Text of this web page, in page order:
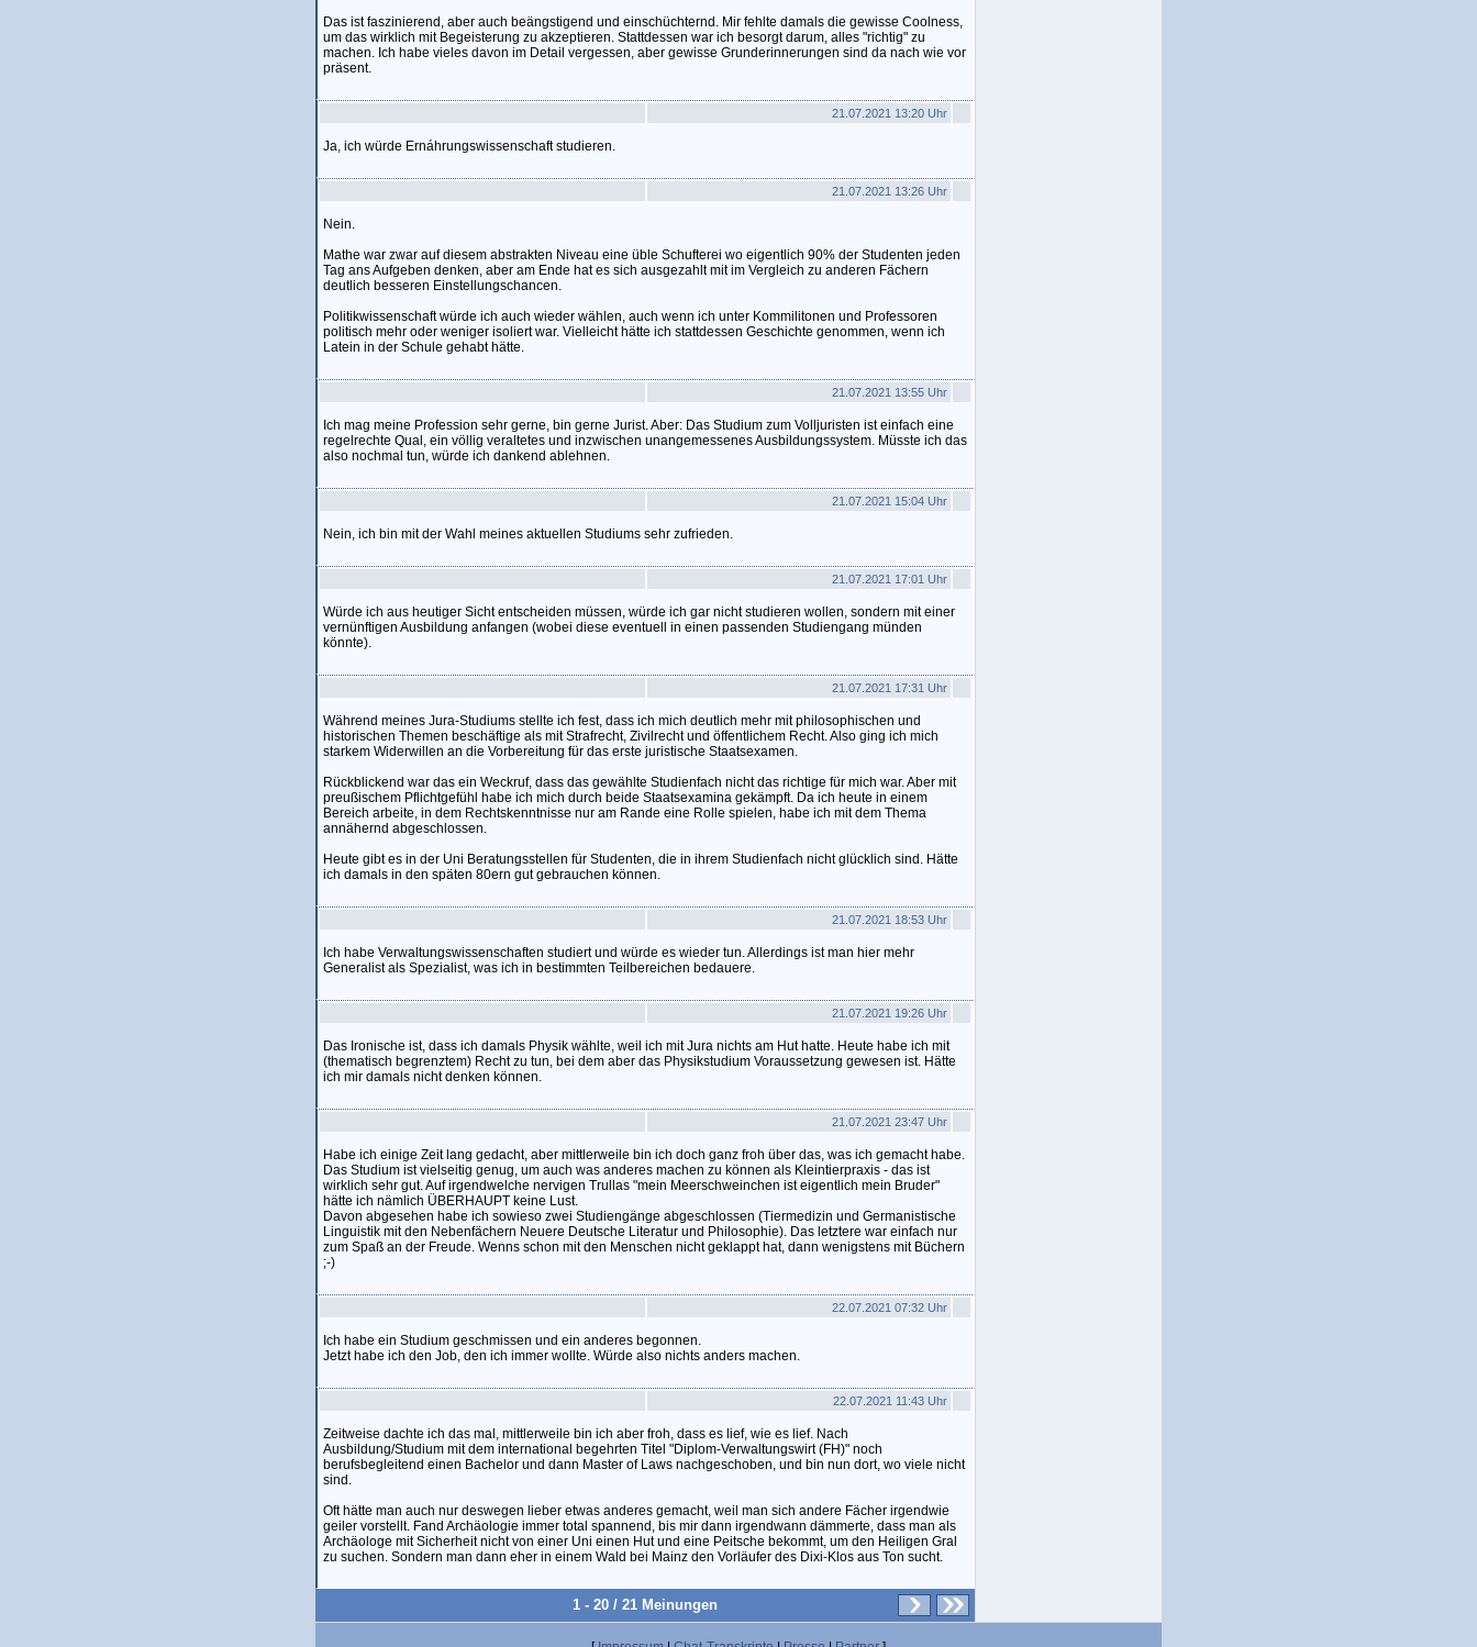
Das ist faszinierend, aber auch beängstigend und einschüchternd. Mir fehlte damals die gewisse Coolness,
um das wirklich mit Begeisterung zu akzeptieren. Stattdessen war ich besorgt darum, alles "richtig" zu
machen. Ich habe vieles davon im Detail vergessen, aber gewisse Grunderinnerungen sind da nach wie vor
präsent.
21.07.2021 13:20 Uhr
Ja, ich würde Ernáhrungswissenschaft studieren.
21.07.2021 13:26 Uhr
Nein.
Mathe war zwar auf diesem abstrakten Niveau eine üble Schufterei wo eigentlich 90% der Studenten jeden
Tag ans Aufgeben denken, aber am Ende hat es sich ausgezahlt mit im Vergleich zu anderen Fächern
deutlich besseren Einstellungschancen.
Politikwissenschaft würde ich auch wieder wählen, auch wenn ich unter Kommilitonen und Professoren
politisch mehr oder weniger isoliert war. Vielleicht hätte ich stattdessen Geschichte genommen, wenn ich
Latein in der Schule gehabt hätte.
21.07.2021 13:55 Uhr
Ich mag meine Profession sehr gerne, bin gerne Jurist. Aber: Das Studium zum Volljuristen ist einfach eine
regelrechte Qual, ein völlig veraltetes und inzwischen unangemessenes Ausbildungssystem. Müsste ich das
also nochmal tun, würde ich dankend ablehnen.
21.07.2021 15:04 Uhr
Nein, ich bin mit der Wahl meines aktuellen Studiums sehr zufrieden.
21.07.2021 17:01 Uhr
Würde ich aus heutiger Sicht entscheiden müssen, würde ich gar nicht studieren wollen, sondern mit einer
vernünftigen Ausbildung anfangen (wobei diese eventuell in einen passenden Studiengang münden
könnte).
21.07.2021 17:31 Uhr
Während meines Jura-Studiums stellte ich fest, dass ich mich deutlich mehr mit philosophischen und
historischen Themen beschäftige als mit Strafrecht, Zivilrecht und öffentlichem Recht. Also ging ich mich
starkem Widerwillen an die Vorbereitung für das erste juristische Staatsexamen.
Rückblickend war das ein Weckruf, dass das gewählte Studienfach nicht das richtige für mich war. Aber mit
preußischem Pflichtgefühl habe ich mich durch beide Staatsexamina gekämpft. Da ich heute in einem
Bereich arbeite, in dem Rechtskenntnisse nur am Rande eine Rolle spielen, habe ich mit dem Thema
annähernd abgeschlossen.
Heute gibt es in der Uni Beratungsstellen für Studenten, die in ihrem Studienfach nicht glücklich sind. Hätte
ich damals in den späten 80ern gut gebrauchen können.
21.07.2021 18:53 Uhr
Ich habe Verwaltungswissenschaften studiert und würde es wieder tun. Allerdings ist man hier mehr
Generalist als Spezialist, was ich in bestimmten Teilbereichen bedauere.
21.07.2021 19:26 Uhr
Das Ironische ist, dass ich damals Physik wählte, weil ich mit Jura nichts am Hut hatte. Heute habe ich mit
(thematisch begrenztem) Recht zu tun, bei dem aber das Physikstudium Voraussetzung gewesen ist. Hätte
ich mir damals nicht denken können.
21.07.2021 23:47 Uhr
Habe ich einige Zeit lang gedacht, aber mittlerweile bin ich doch ganz froh über das, was ich gemacht habe.
Das Studium ist vielseitig genug, um auch was anderes machen zu können als Kleintierpraxis - das ist
wirklich sehr gut. Auf irgendwelche nervigen Trullas "mein Meerschweinchen ist eigentlich mein Bruder"
hätte ich nämlich ÜBERHAUPT keine Lust.
Davon abgesehen habe ich sowieso zwei Studiengänge abgeschlossen (Tiermedizin und Germanistische
Linguistik mit den Nebenfächern Neuere Deutsche Literatur und Philosophie). Das letztere war einfach nur
zum Spaß an der Freude. Wenns schon mit den Menschen nicht geklappt hat, dann wenigstens mit Büchern
;-)
22.07.2021 07:32 Uhr
Ich habe ein Studium geschmissen und ein anderes begonnen.
Jetzt habe ich den Job, den ich immer wollte. Würde also nichts anders machen.
22.07.2021 11:43 Uhr
Zeitweise dachte ich das mal, mittlerweile bin ich aber froh, dass es lief, wie es lief. Nach
Ausbildung/Studium mit dem international begehrten Titel "Diplom-Verwaltungswirt (FH)" noch
berufsbegleitend einen Bachelor und dann Master of Laws nachgeschoben, und bin nun dort, wo viele nicht
sind.
Oft hätte man auch nur deswegen lieber etwas anderes gemacht, weil man sich andere Fächer irgendwie
geiler vorstellt. Fand Archäologie immer total spannend, bis mir dann irgendwann dämmerte, dass man als
Archäologe mit Sicherheit nicht von einer Uni einen Hut und eine Peitsche bekommt, um den Heiligen Gral
zu suchen. Sondern man dann eher in einem Wald bei Mainz den Vorläufer des Dixi-Klos aus Ton sucht.
1 - 20 / 21 Meinungen